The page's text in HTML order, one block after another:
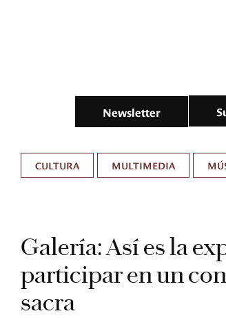
Newsletter
CULTURA MULTIMEDIA
Galería: Así es la
participar en un
sacra